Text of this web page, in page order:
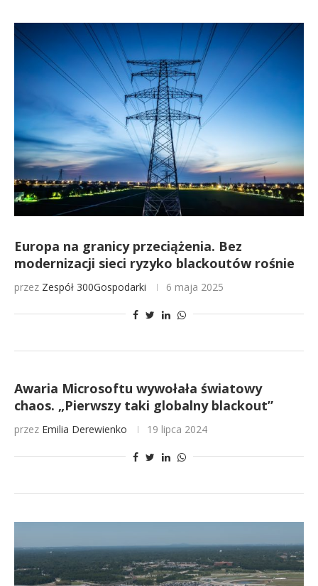
Europa na granicy przeciążenia. Bez
modernizacji sieci ryzyko blackoutów rośnie
przez Zespół 300Gospodarki 6 maja 2025
Awaria Microsoftu wywołała światowy
chaos. „Pierwszy taki globalny blackout”
przez Emilia Derewienko 19 lipca 2024